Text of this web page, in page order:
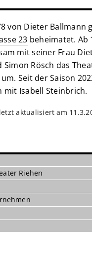
von Dieter Ballmann
23 beheimatet. Ab
mit seiner Frau
Rösch das
Seit der Saison
mit Isabell Steinbrich.
aktualisiert am
Riehen